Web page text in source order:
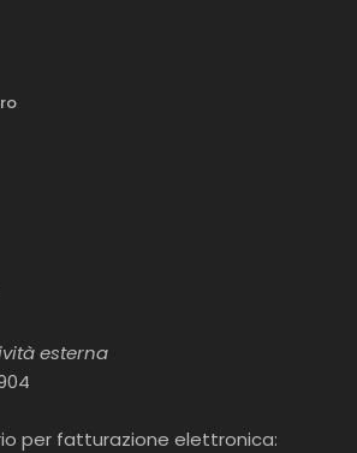
esterna
per fatturazione elettronica: